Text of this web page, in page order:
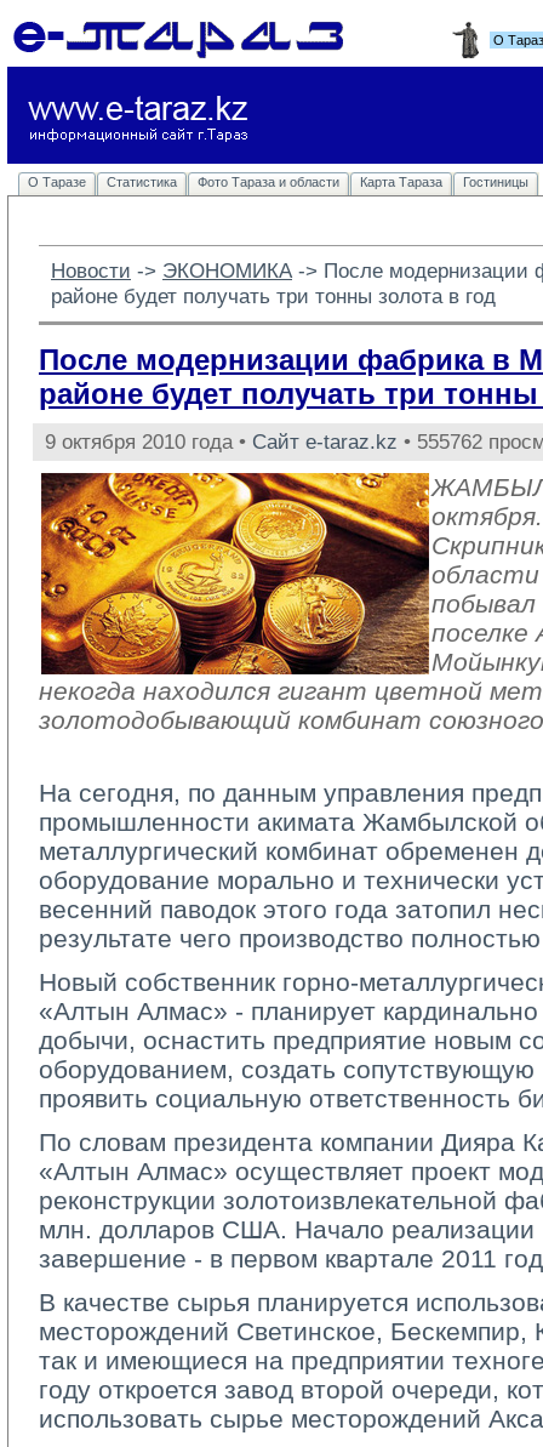
О
О Таразе Статистика Фото Тараза и области Карта Тараза Гостиницы
Новости -> ЭКОНОМИКА -> После модернизации
районе будет получать три тонны золота в год
После модернизации фабрика в
районе будет получать три тонны
9 октября 2010 года • Сайт e-taraz.kz • 555762
побывал
поселке
некогда находился гигант цветной
золотодобывающий комбинат союзного
На сегодня, по данным управления
промышленности акимата Жамбылской
металлургический комбинат обременен
оборудование морально и технически
весенний паводок этого года затопил
результате чего производство
Новый собственник горно-
«Алтын Алмас» - планирует
добычи, оснастить предприятие новым
оборудованием, создать сопутствующую
проявить социальную ответственность
По словам президента компании Дияра
«Алтын Алмас» осуществляет проект
реконструкции золотоизвлекательной
млн. долларов США. Начало реализации
завершение - в первом квартале 2011
В качестве сырья планируется
месторождений Светинское, Бескемпир,
так и имеющиеся на предприятии
году откроется завод второй очереди,
использовать сырье месторождений